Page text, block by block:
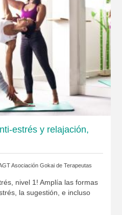
estrés y relajación,
Asociación Gokai de Terapeutas
nivel 1! Amplía las formas
la sugestión, e incluso